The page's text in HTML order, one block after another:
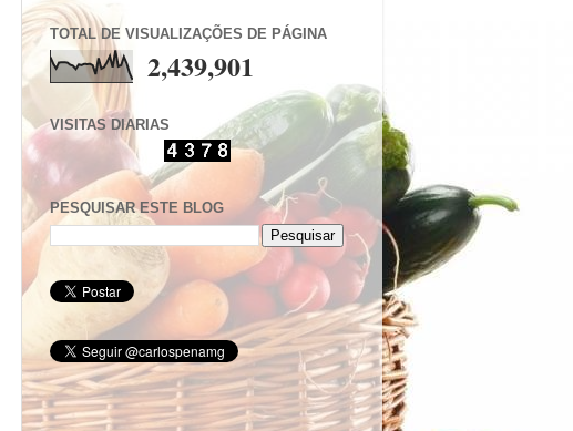
TOTAL DE VISUALIZAÇÕES DE PÁGINA
2,439,901
VISITAS DIARIAS
PESQUISAR ESTE BLOG